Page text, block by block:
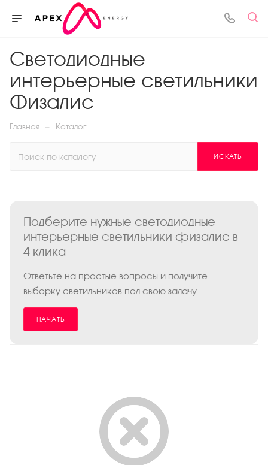
Светодиодные
интерьерные светильники
Физалис
Главная — Каталог
ИСКАТЬ
Подберите нужные светодиодные
интерьерные светильники физалис в
4 клика
Ответьте на простые вопросы и получите
выборку светильников под свою задачу
НАЧАТЬ